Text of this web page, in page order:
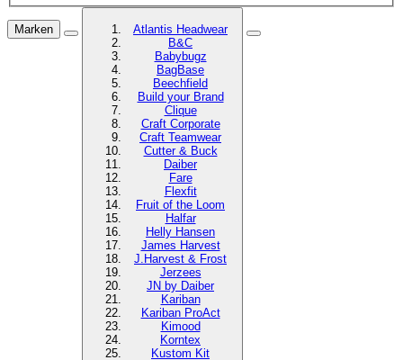
Marken
Atlantis Headwear
B&C
Babybugz
BagBase
Beechfield
Build your Brand
Clique
Craft Corporate
Craft Teamwear
Cutter & Buck
Daiber
Fare
Flexfit
Fruit of the Loom
Halfar
Helly Hansen
James Harvest
J.Harvest & Frost
Jerzees
JN by Daiber
Kariban
Kariban ProAct
Kimood
Korntex
Kustom Kit